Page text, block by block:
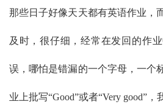
那些日子好像天天都有英语作业，
及时，很仔细，经常在发回的作
误，哪怕是错漏的一个字母，一个
业上批写“Good”或者“Very good”